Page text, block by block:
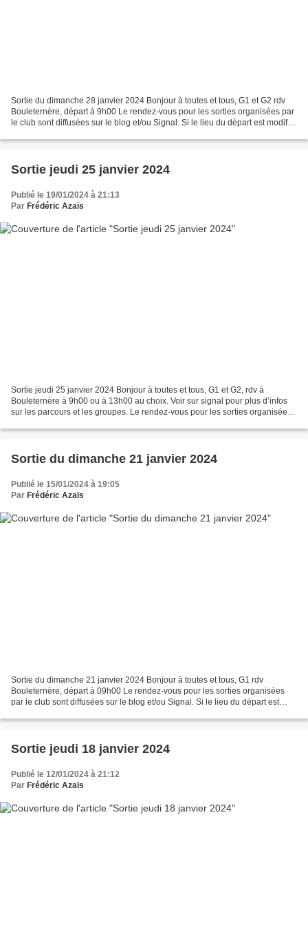
Sortie du dimanche 28 janvier 2024 Bonjour à toutes et tous, G1 et G2 rdv
Bouleternère, départ à 9h00 Le rendez-vous pour les sorties organisées par
le club sont diffusées sur le blog et/ou Signal. Si le lieu du départ est modifié
Sortie jeudi 25 janvier 2024
Publié le 19/01/2024 à 21:13
Par Frédéric Azaïs
Sortie jeudi 25 janvier 2024 Bonjour à toutes et tous, G1 et G2, rdv à
Bouleternère à 9h00 ou à 13h00 au choix. Voir sur signal pour plus d’infos
sur les parcours et les groupes. Le rendez-vous pour les sorties organisées
Sortie du dimanche 21 janvier 2024
Publié le 15/01/2024 à 19:05
Par Frédéric Azaïs
Sortie du dimanche 21 janvier 2024 Bonjour à toutes et tous, G1 rdv
Bouleternère, départ à 09h00 Le rendez-vous pour les sorties organisées
par le club sont diffusées sur le blog et/ou Signal. Si le lieu du départ est
Sortie jeudi 18 janvier 2024
Publié le 12/01/2024 à 21:12
Par Frédéric Azaïs